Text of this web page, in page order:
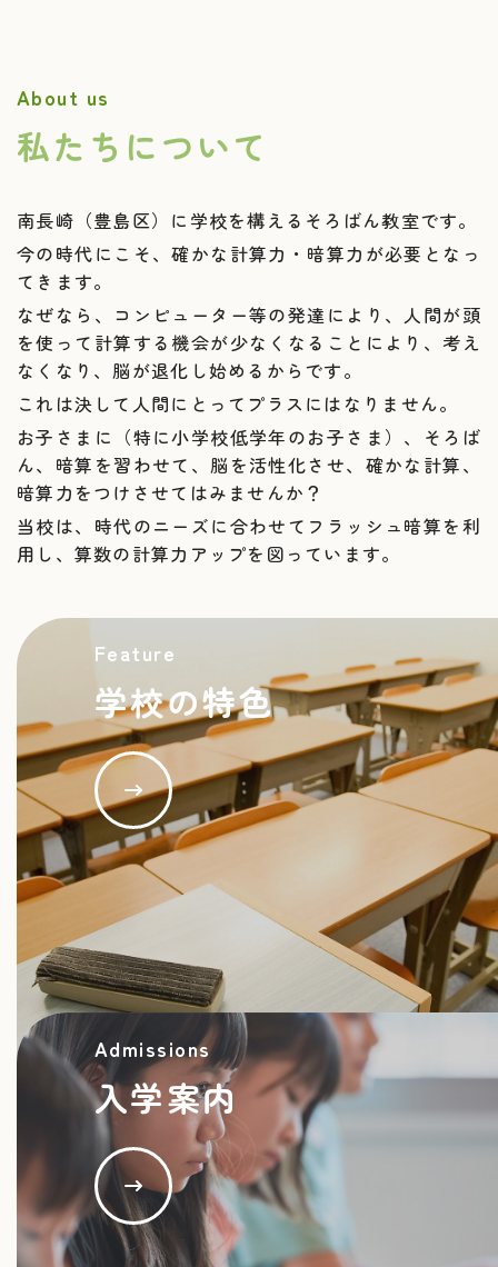
夏 休 み
2025.03.08
スタッフ募集しております。詳しくは メール・お
電話でお問い合わせください。
2024.12.05
冬休み
12月29日（日） から1月5日（日）まで
2024.09.30
います。
2024.08.03
夏休みのお知らせ 8月11日（日）から8月18日
（日）まで
2024.07.31
旭丘教室は 諸事情により 7月３１日をもって閉
室致しました。
2024.06.27
南長崎教室の授業日ですが、７月３１日（水）まで
は週３日制 月・木・土です。
８月１日（木）よりは、週４日制 月・火・木・土
の週４日制となります。火曜日が授業日として増え
ます。
About us
私たちについて
南長崎（豊島区）に学校を構えるそろばん教室です。
今の時代にこそ、確かな計算力・暗算力が必要となっ
てきます。
なぜなら、コンピューター等の発達により、人間が頭
を使って計算する機会が少なくなることにより、考え
なくなり、脳が退化し始めるからです。
これは決して人間にとってプラスにはなりません。
お子さまに（特に小学校低学年のお子さま）、そろば
ん、暗算を習わせて、脳を活性化させ、確かな計算、
暗算力をつけさせてはみませんか？
当校は、時代のニーズに合わせてフラッシュ暗算を利
用し、算数の計算力アップを図っています。
Feature
学校の特色
Admissions
入学案内